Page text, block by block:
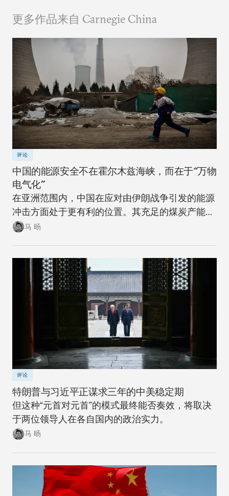
更多作品来自 Carnegie China
评论
中国的能源安全不在霍尔木兹海峡，而在于“万物
电气化”
在亚洲范围内，中国在应对由伊朗战争引发的能源
冲击方面处于更有利的位置。其充足的煤炭产能可
以在短期内确保稳定。同时，随着该国逐步推进摆
马 旸
评论
特朗普与习近平正谋求三年的中美稳定期
但这种“元首对元首”的模式最终能否奏效，将取决
于两位领导人在各自国内的政治实力。
马 旸